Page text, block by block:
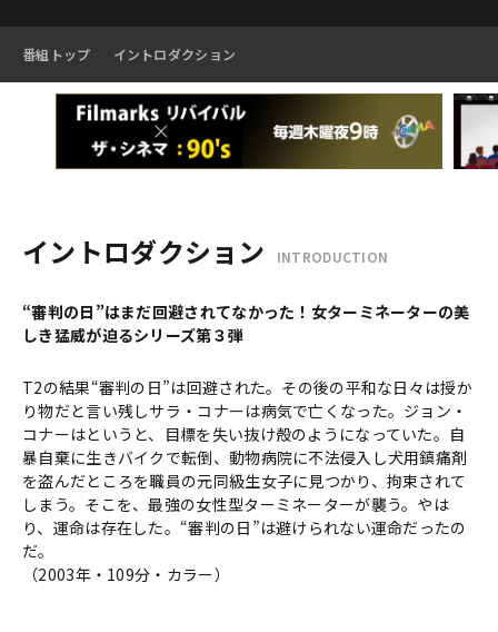
番組トップ イントロダクション
イントロダクション INTRODUCTION
“審判の日”はまだ回避されてなかった！女ターミネーターの美
しき猛威が迫るシリーズ第３弾
T2の結果“審判の日”は回避された。その後の平和な日々は授か
り物だと言い残しサラ・コナーは病気で亡くなった。ジョン・
コナーはというと、目標を失い抜け殻のようになっていた。自
暴自棄に生きバイクで転倒、動物病院に不法侵入し犬用鎮痛剤
を盗んだところを職員の元同級生女子に見つかり、拘束されて
しまう。そこを、最強の女性型ターミネーターが襲う。やは
り、運命は存在した。“審判の日”は避けられない運命だったの
だ。
（2003年・109分・カラー）